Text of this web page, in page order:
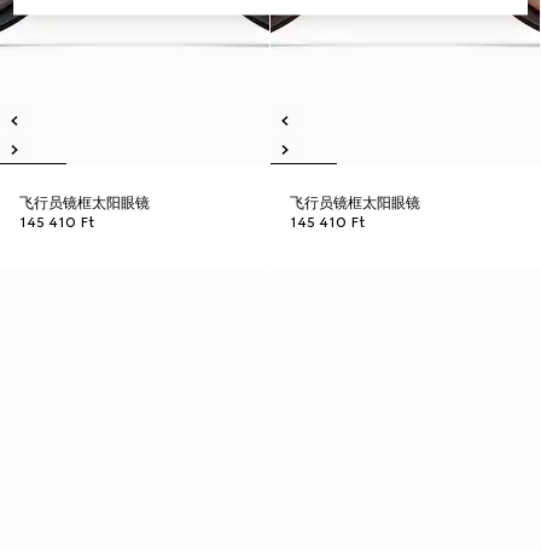
飞行员镜框太阳眼镜
145 410 Ft
飞行员镜框太阳眼镜
145 410 Ft